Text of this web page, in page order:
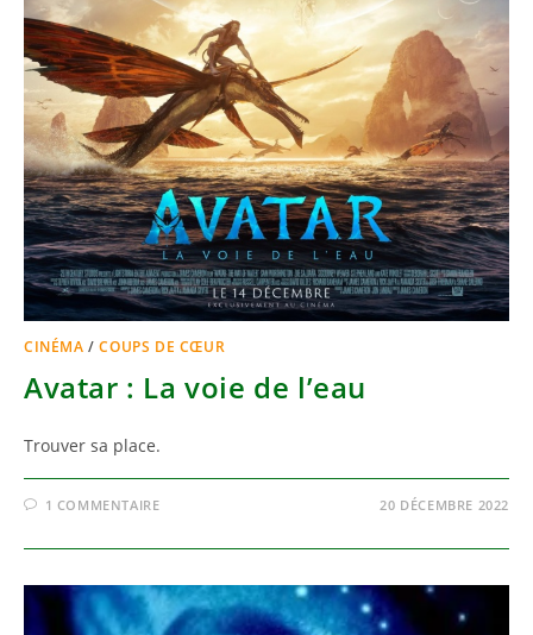
CINÉMA /COUPS DE CŒUR
Avatar : La voie de l’eau
Trouver sa place.
1 COMMENTAIRE 20 DÉCEMBRE 2022